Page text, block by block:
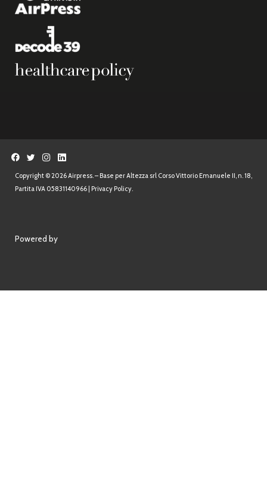
Copyright © 2026 Airpress. – Base per Altezza srl Corso Vittorio Emanuele II, n. 18,
Partita IVA 05831140966 | Privacy Policy.
Powered by